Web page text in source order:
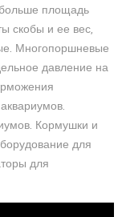
площадь
скобы и ее вес,
Многопоршневые
давление на
Кормушки и
для
для